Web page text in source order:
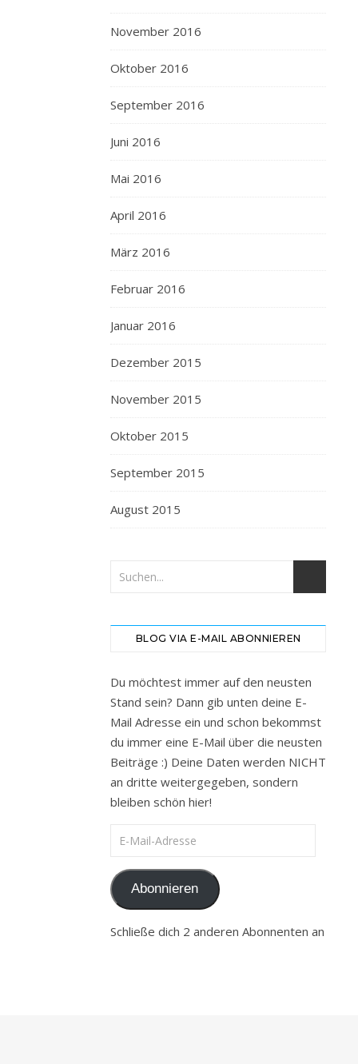
November 2016
Oktober 2016
September 2016
Juni 2016
Mai 2016
April 2016
März 2016
Februar 2016
Januar 2016
Dezember 2015
November 2015
Oktober 2015
September 2015
August 2015
BLOG VIA E-MAIL ABONNIEREN
Du möchtest immer auf den neusten
Stand sein? Dann gib unten deine E-
Mail Adresse ein und schon bekommst
du immer eine E-Mail über die neusten
Beiträge :) Deine Daten werden NICHT
an dritte weitergegeben, sondern
bleiben schön hier!
E-Mail-Adresse
Abonnieren
Schließe dich 2 anderen Abonnenten an